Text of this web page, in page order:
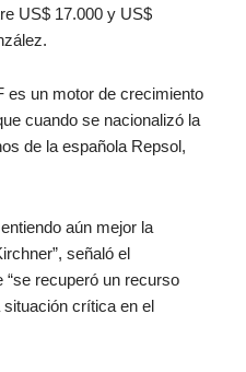
US$ 17.000 y US$
es un motor de crecimiento
cuando se nacionalizó la
de la española Repsol,
aún mejor la
señaló el
“se recuperó un recurso
crítica en el